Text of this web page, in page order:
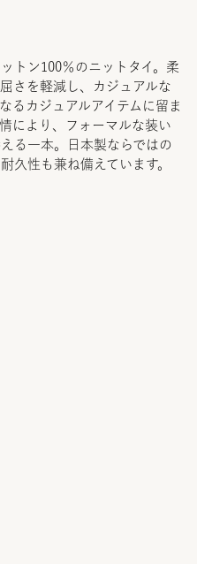
トン100％のニットタイ。柔
さを軽減し、カジュアルな
るカジュアルアイテムに留ま
により、フォーマルな装い
る一本。日本製ならではの
久性も兼ね備えています。